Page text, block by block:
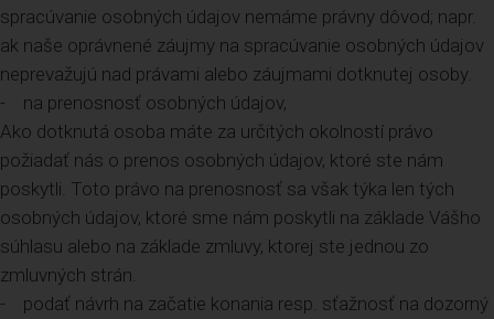
spracúvanie osobných údajov nemáme právny dôvod; napr.
ak naše oprávnené záujmy na spracúvanie osobných údajov
neprevažujú nad právami alebo záujmami dotknutej osoby.
- na prenosnosť osobných údajov,
Ako dotknutá osoba máte za určitých okolností právo
požiadať nás o prenos osobných údajov, ktoré ste nám
poskytli. Toto právo na prenosnosť sa však týka len tých
osobných údajov, ktoré sme nám poskytli na základe Vášho
súhlasu alebo na základe zmluvy, ktorej ste jednou zo
zmluvných strán.
- podať návrh na začatie konania resp. sťažnosť na dozorný